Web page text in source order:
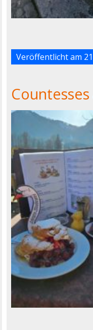
Veröffentlicht am